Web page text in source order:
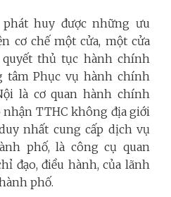
huy được những ưu
cơ chế một cửa, một cửa
thủ tục hành chính
tâm Phục vụ hành chính
là cơ quan hành chính
TTHC không địa giới
nhất cung cấp dịch vụ
phố, là công cụ quan
đạo, điều hành, của lãnh
phố.